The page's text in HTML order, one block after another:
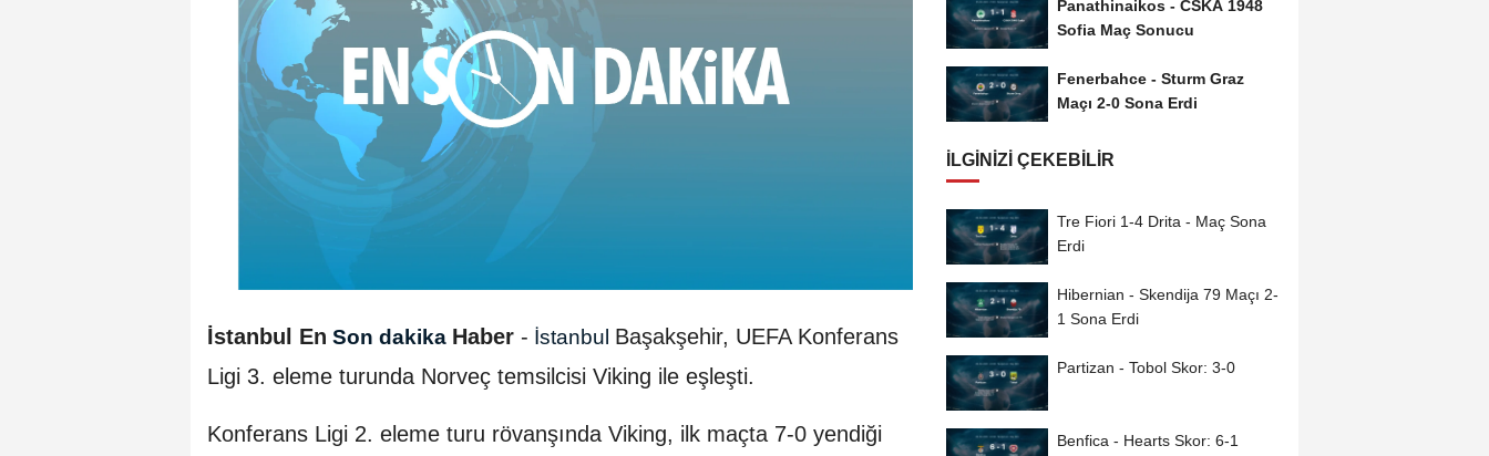
İstanbul En Son dakika Haber - İstanbul Başakşehir, UEFA Konferans
Ligi 3. eleme turunda Norveç temsilcisi Viking ile eşleşti.
Konferans Ligi 2. eleme turu rövanşında Viking, ilk maçta 7-0 yendiği
Panathinaikos - CSKA 1948
Sofia Maç Sonucu
Fenerbahce - Sturm Graz
Maçı 2-0 Sona Erdi
İLGINIZI ÇEKEBILIR
Tre Fiori 1-4 Drita - Maç Sona
Erdi
Hibernian - Skendija 79 Maçı 2-
1 Sona Erdi
Partizan - Tobol Skor: 3-0
Benfica - Hearts Skor: 6-1